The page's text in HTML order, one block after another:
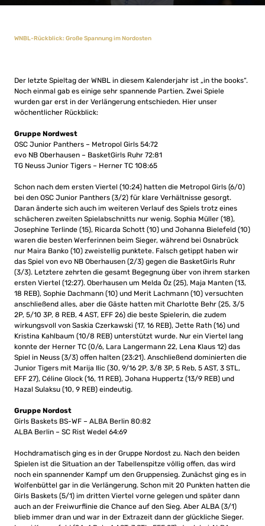
WNBL-Rückblick: Große Spannung im Nordosten
Der letzte Spieltag der WNBL in diesem Kalenderjahr ist „in the books“.
Noch einmal gab es einige sehr spannende Partien. Zwei Spiele
wurden gar erst in der Verlängerung entschieden. Hier unser
wöchentlicher Rückblick:
Gruppe Nordwest
OSC Junior Panthers – Metropol Girls 54:72
evo NB Oberhausen – BasketGirls Ruhr 72:81
TG Neuss Junior Tigers – Herner TC 108:65
Schon nach dem ersten Viertel (10:24) hatten die Metropol Girls (6/0)
bei den OSC Junior Panthers (3/2) für klare Verhältnisse gesorgt.
Daran änderte sich auch im weiteren Verlauf des Spiels trotz eines
schächeren zweiten Spielabschnitts nur wenig. Sophia Müller (18),
Josephine Terlinde (15), Ricarda Schott (10) und Johanna Bielefeld (10)
waren die besten Werferinnen beim Sieger, während bei Osnabrück
nur Maira Banko (10) zweistellig punktete. Falsch getippt haben wir
das Spiel von evo NB Oberhausen (2/3) gegen die BasketGirls Ruhr
(3/3). Letztere zehrten die gesamt Begegnung über von ihrem starken
ersten Viertel (12:27). Oberhausen um Melda Öz (25), Maja Manten (13,
18 REB), Sophie Dachmann (10) und Merit Lachmann (10) versuchten
anschließend alles, aber die Gäste hatten mit Charlotte Behr (25, 3/5
2P, 5/10 3P, 8 REB, 4 AST, EFF 26) die beste Spielerin, die zudem
wirkungsvoll von Saskia Czerkawski (17, 16 REB), Jette Rath (16) und
Kristina Kahlbaum (10/8 REB) unterstützt wurde. Nur ein Viertel lang
konnte der Herner TC (0/6, Lara Langermann 22, Lena Klaus 12) das
Spiel in Neuss (3/3) offen halten (23:21). Anschließend dominierten die
Junior Tigers mit Marija Ilic (30, 9/16 2P, 3/8 3P, 5 Reb, 5 AST, 3 STL,
EFF 27), Céline Glock (16, 11 REB), Johana Huppertz (13/9 REB) und
Hazal Sulaksu (10, 9 REB) eindeutig.
Gruppe Nordost
Girls Baskets BS-WF – ALBA Berlin 80:82
ALBA Berlin – SC Rist Wedel 64:69
Hochdramatisch ging es in der Gruppe Nordost zu. Nach den beiden
Spielen ist die Situation an der Tabellenspitze völlig offen, das wird
noch ein spannender Kampf um den Gruppensieg. Zunächst ging es in
Wolfenbüttel gar in die Verlängerung. Schon mit 20 Punkten hatten die
Girls Baskets (5/1) im dritten Viertel vorne gelegen und später dann
auch an der Freiwurflinie die Chance auf den Sieg. Aber ALBA (3/1)
blieb immer dran und war in der Extrazeit dann der glückliche Sieger.